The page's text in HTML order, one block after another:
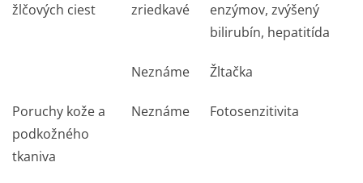
žlčových ciest
zriedkavé
enzýmov, zvýšený
bilirubín, hepatitída
Neznáme Žltačka
Poruchy kože a
podkožného
tkaniva
Neznáme Fotosenzitivita